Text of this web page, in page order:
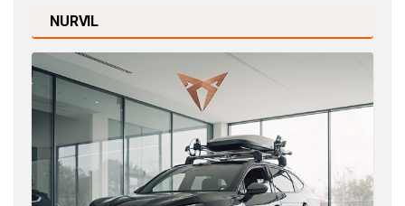
NURVIL